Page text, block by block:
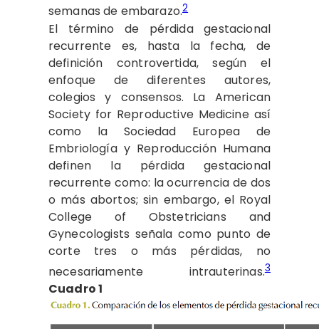
semanas de embarazo.2
El término de pérdida gestacional
recurrente es, hasta la fecha, de
definición controvertida, según el
enfoque de diferentes autores,
colegios y consensos. La American
Society for Reproductive Medicine así
como la Sociedad Europea de
Embriología y Reproducción Humana
definen la pérdida gestacional
recurrente como: la ocurrencia de dos
o más abortos; sin embargo, el Royal
College of Obstetricians and
Gynecologists señala como punto de
corte tres o más pérdidas, no
necesariamente intrauterinas.3
Cuadro 1